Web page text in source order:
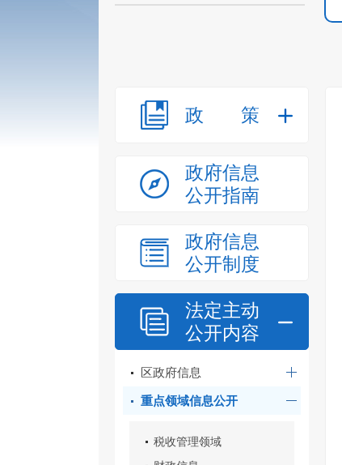
政策
政府信息
公开指南
政府信息
公开制度
法定主动
公开内容
区政府信息
重点领域信息公开
税收管理领域